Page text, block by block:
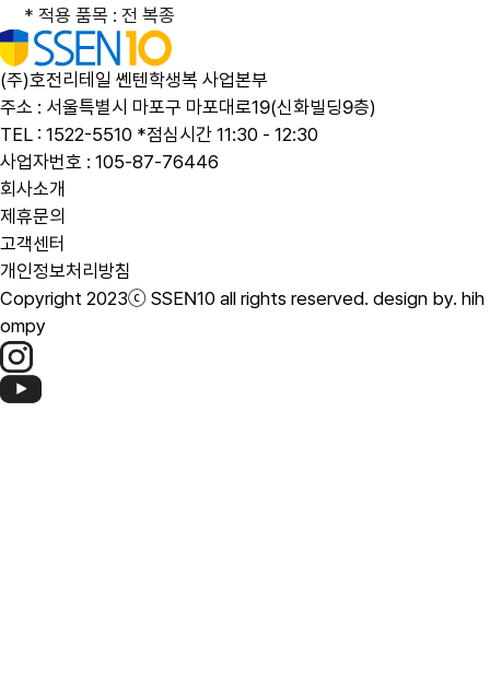
* 적용 품목 : 전 복종
(주)호전리테일 쎈텐학생복 사업본부
주소 : 서울특별시 마포구 마포대로19(신화빌딩9층)
TEL : 1522-5510 *점심시간 11:30 - 12:30
사업자번호 : 105-87-76446
회사소개
제휴문의
고객센터
개인정보처리방침
Copyright 2023ⓒ SSEN10 all rights reserved. design by. hih
ompy